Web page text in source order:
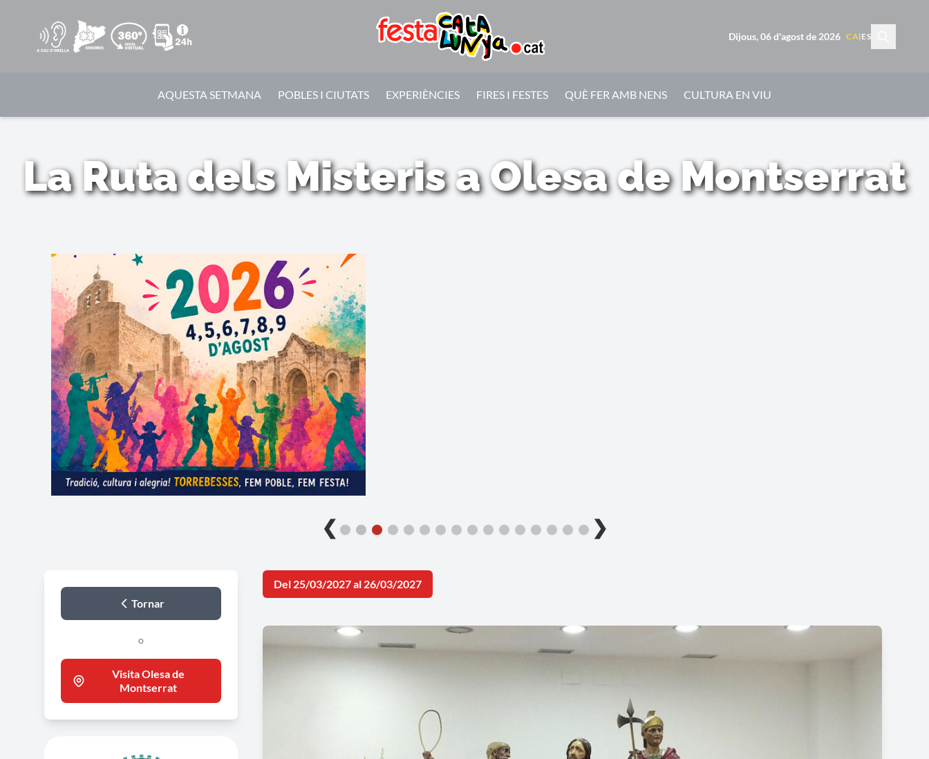
Dijous, 06 d'agost de 2026 CA| ES
AQUESTA SETMANA POBLES I CIUTATS EXPERIÈNCIES FIRES I FESTES QUÈ FER AMB NENS CULTURA EN VIU
La Ruta dels Misteris a Olesa de Montserrat
❮ ❯
Tornar
o
Visita Olesa de
Montserrat
Del 25/03/2027 al 26/03/2027